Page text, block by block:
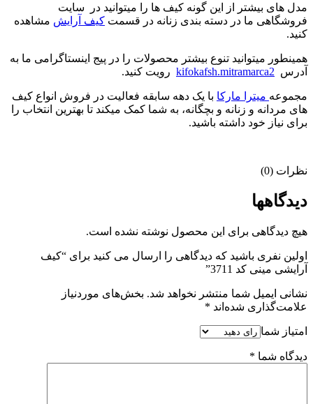
مدل های بیشتر از این گونه کیف ها را میتوانید در سایت
فروشگاهی ما در دسته بندی زنانه در قسمت کیف آرایش مشاهده
کنید.
همینطور میتوانید تنوع بیشتر محصولات را در پیج اینستاگرامی ما به
آدرس kifokafsh.mitramarca2 رویت کنید.
مجموعه میترا مارکا با یک دهه سابقه فعالیت در فروش انواع کیف
های مردانه و زنانه و بچگانه، به شما کمک میکند تا بهترین انتخاب را
برای نیاز خود داشته باشید.
نظرات (0)
دیدگاهها
هیچ دیدگاهی برای این محصول نوشته نشده است.
اولین نفری باشید که دیدگاهی را ارسال می کنید برای “کیف
آرایشی مینی کد 3711”
نشانی ایمیل شما منتشر نخواهد شد. بخش‌های موردنیاز
علامت‌گذاری شده‌اند *
امتیاز شما
دیدگاه شما *